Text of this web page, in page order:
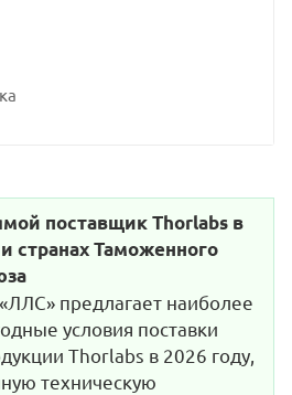
поставщик Thorlabs в
странах Таможенного
предлагает наиболее
условия поставки
Thorlabs в 2026 году,
техническую